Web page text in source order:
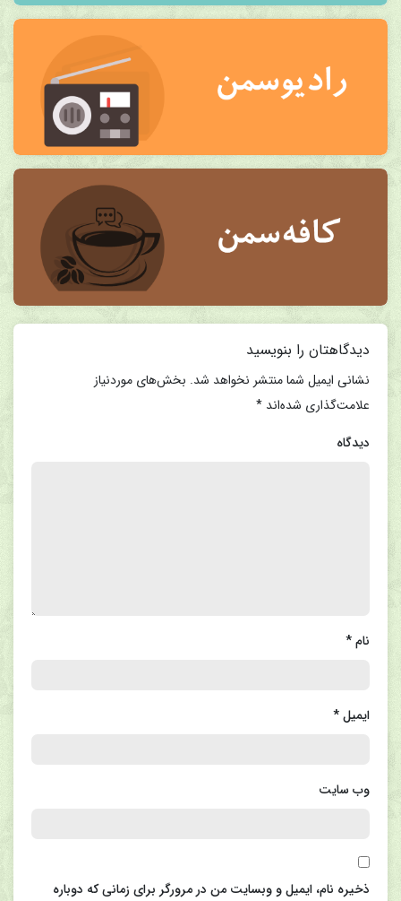
دیدگاهتان را بنویسید
نشانی ایمیل شما منتشر نخواهد شد. بخش‌های موردنیاز
علامت‌گذاری شده‌اند *
دیدگاه
نام*
ایمیل*
وب‌ سایت
ذخیره نام، ایمیل و وبسایت من در مرورگر برای زمانی که دوباره